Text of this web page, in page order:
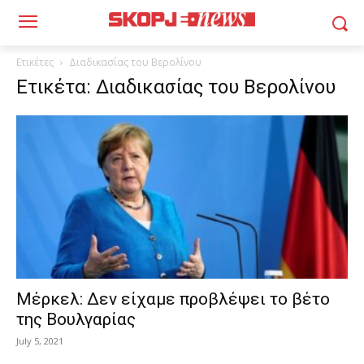
Ετικέτες Διαδικασίας του Βερολίνου
Ετικέτα: Διαδικασίας του Βερολίνου
Μέρκελ: Δεν είχαμε προβλέψει το βέτο
της Βουλγαρίας
July 5, 2021